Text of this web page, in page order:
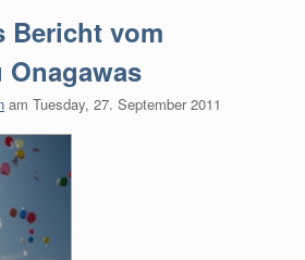
Bericht vom
Onagawas
am Tuesday, 27. September 2011